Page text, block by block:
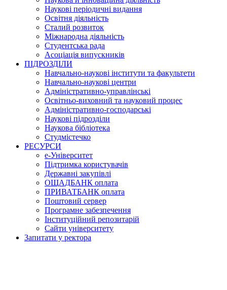
Наукові періодичні видання
Освітня діяльність
Сталий розвиток
Міжнародна діяльність
Студентська рада
Асоціація випускників
ПІДРОЗДІЛИ
Навчально-наукові інститути та факультети
Навчально-наукові центри
Адміністративно-управлінські
Освітньо-виховний та науковий процес
Адміністративно-господарські
Наукові підрозділи
Наукова бібліотека
Студмістечко
РЕСУРСИ
е-Університет
Підтримка користувачів
Державні закупівлі
ОЩАДБАНК оплата
ПРИВАТБАНК оплата
Поштовий сервер
Програмне забезпечення
Інституційний репозитарій
Сайти університету
Запитати у ректора